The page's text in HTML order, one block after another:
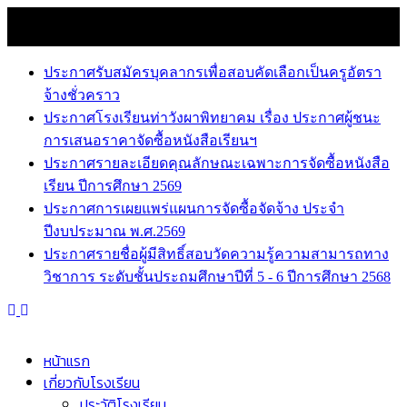
content
ประกาศรับสมัครบุคลากรเพื่อสอบคัดเลือกเป็นครูอัตรา
จ้างชั่วคราว
ประกาศโรงเรียนท่าวังผาพิทยาคม เรื่อง ประกาศผู้ชนะ
การเสนอราคาจัดซื้อหนังสือเรียนฯ
ประกาศรายละเอียดคุณลักษณะเฉพาะการจัดซื้อหนังสือ
เรียน ปีการศึกษา 2569
ประกาศการเผยแพร่แผนการจัดซื้อจัดจ้าง ประจำ
ปีงบประมาณ พ.ศ.2569
ประกาศรายชื่อผู้มีสิทธิ์สอบวัดความรู้ความสามารถทาง
วิชาการ ระดับชั้นประถมศึกษาปีที่ 5 - 6 ปีการศึกษา 2568
หน้าแรก
เกี่ยวกับโรงเรียน